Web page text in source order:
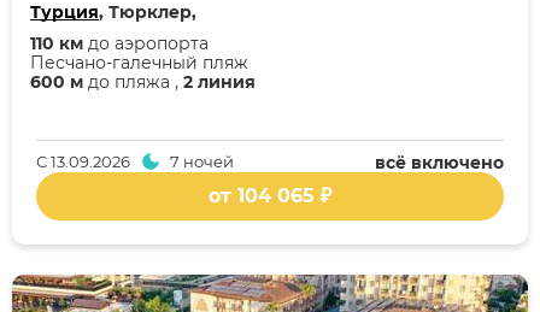
Турция, Тюрклер,
600 м до пляжа , 2 линия
Песчано-галечный пляж
110 км до аэропорта
всё включено
С13.09.2026 7 ночей
от 104 065 ₽